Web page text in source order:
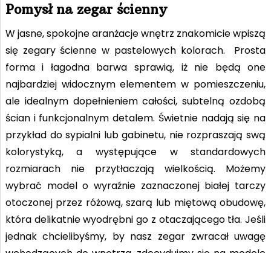
Pomysł na zegar ścienny
W jasne, spokojne aranżacje wnętrz znakomicie wpiszą
się zegary ścienne w pastelowych kolorach. Prosta
forma i łagodna barwa sprawią, iż nie będą one
najbardziej widocznym elementem w pomieszczeniu,
ale idealnym dopełnieniem całości, subtelną ozdobą
ścian i funkcjonalnym detalem. Świetnie nadają się na
przykład do sypialni lub gabinetu, nie rozpraszają swą
kolorystyką, a występujące w standardowych
rozmiarach nie przytłaczają wielkością. Możemy
wybrać model o wyraźnie zaznaczonej białej tarczy
otoczonej przez różową, szarą lub miętową obudowę,
która delikatnie wyodrębni go z otaczającego tła. Jeśli
jednak chcielibyśmy, by nasz zegar zwracał uwagę